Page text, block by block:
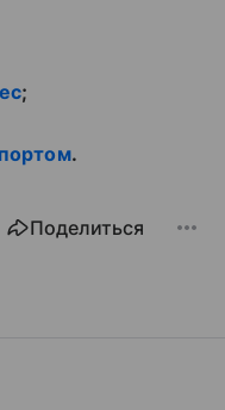
;
.
Поделиться